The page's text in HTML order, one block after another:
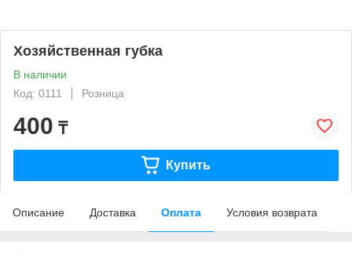
Хозяйственная губка
В наличии
Код: 0111
Розница
400 ₸
Купить
Описание Доставка Оплата Условия возврата